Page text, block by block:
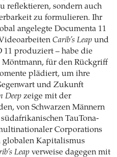
reflektieren, sondern auch
zu formulieren. Ihr
angelegte Documenta 11
Carib’s Leap und
11 produziert – habe die
Möntmann, für den Rückgriff
plädiert, um ihre
und Zukunft
Deep zeige mit der
von Schwarzen Männern
TauTona-
Corporations
globalen Kapitalismus
Leap verweise dagegen mit